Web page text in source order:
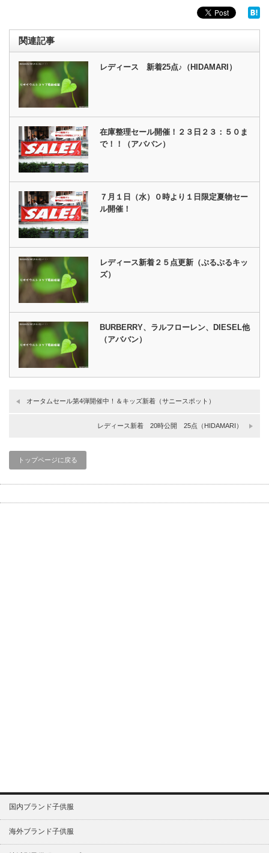
関連記事
レディース 新着25点♪（HIDAMARI）
在庫整理セール開催！２３日２３：５０ま
で！！（アババン）
７月１日（水）０時より１日限定夏物セー
ル開催！
レディース新着２５点更新（ぷるぷるキッ
ズ）
BURBERRY、ラルフローレン、DIESEL他
（アババン）
オータムセール第4弾開催中！＆キッズ新着（サニースポット）
レディース新着 20時公開 25点（HIDAMARI）
トップページに戻る
国内ブランド子供服
海外ブランド子供服